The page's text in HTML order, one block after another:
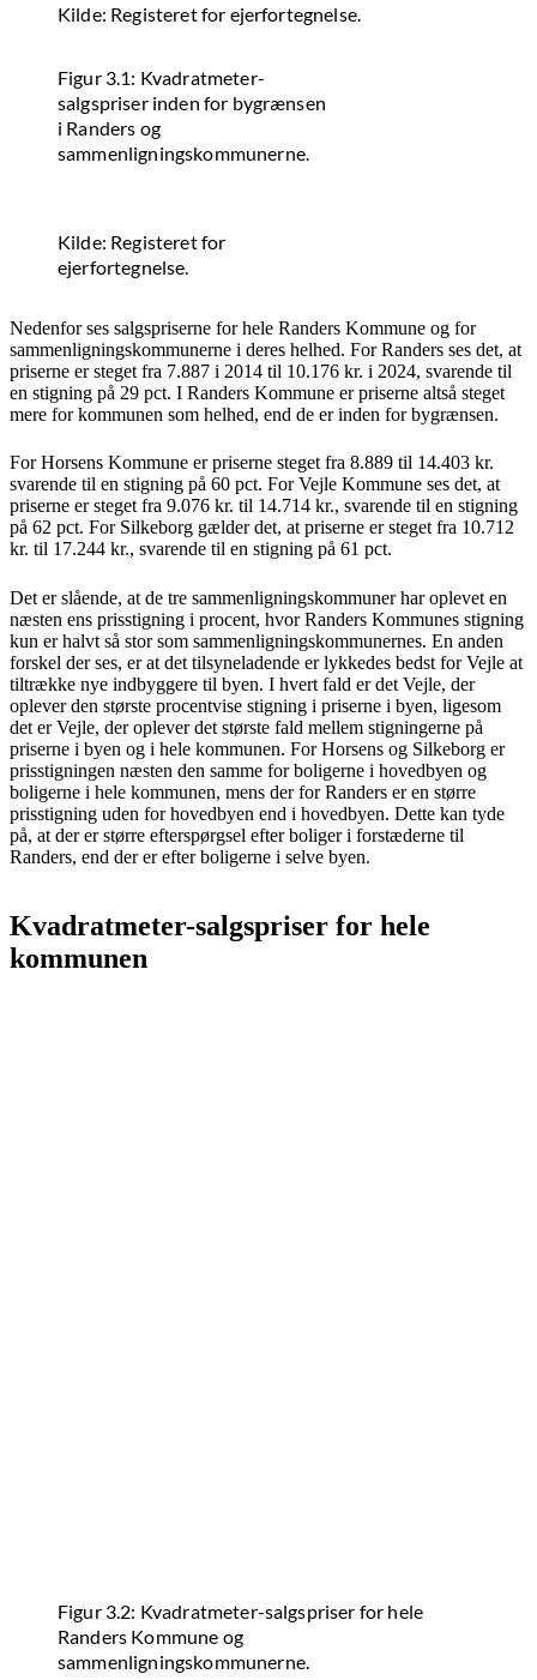
Kilde: Registeret for ejerfortegnelse.
Figur 3.1: Kvadratmeter-
salgspriser inden for bygrænsen
i Randers og
sammenligningskommunerne.
Kilde: Registeret for
ejerfortegnelse.
Nedenfor ses salgspriserne for hele Randers Kommune og for
sammenligningskommunerne i deres helhed. For Randers ses det, at
priserne er steget fra 7.887 i 2014 til 10.176 kr. i 2024, svarende til
en stigning på 29 pct. I Randers Kommune er priserne altså steget
mere for kommunen som helhed, end de er inden for bygrænsen.
For Horsens Kommune er priserne steget fra 8.889 til 14.403 kr.
svarende til en stigning på 60 pct. For Vejle Kommune ses det, at
priserne er steget fra 9.076 kr. til 14.714 kr., svarende til en stigning
på 62 pct. For Silkeborg gælder det, at priserne er steget fra 10.712
kr. til 17.244 kr., svarende til en stigning på 61 pct.
Det er slående, at de tre sammenligningskommuner har oplevet en
næsten ens prisstigning i procent, hvor Randers Kommunes stigning
kun er halvt så stor som sammenligningskommunernes. En anden
forskel der ses, er at det tilsyneladende er lykkedes bedst for Vejle at
tiltrække nye indbyggere til byen. I hvert fald er det Vejle, der
oplever den største procentvise stigning i priserne i byen, ligesom
det er Vejle, der oplever det største fald mellem stigningerne på
priserne i byen og i hele kommunen. For Horsens og Silkeborg er
prisstigningen næsten den samme for boligerne i hovedbyen og
boligerne i hele kommunen, mens der for Randers er en større
prisstigning uden for hovedbyen end i hovedbyen. Dette kan tyde
på, at der er større efterspørgsel efter boliger i forstæderne til
Randers, end der er efter boligerne i selve byen.
Kvadratmeter-salgspriser for hele
kommunen
Figur 3.2: Kvadratmeter-salgspriser for hele
Randers Kommune og
sammenligningskommunerne.